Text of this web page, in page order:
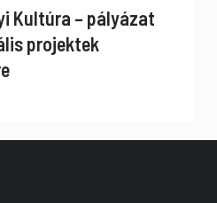
Kultúra – pályázat
projektek